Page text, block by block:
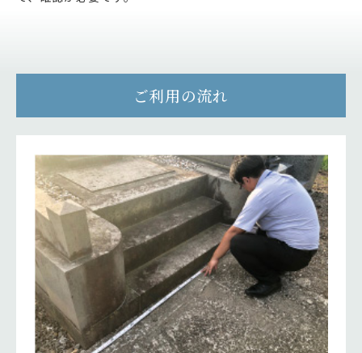
ご利用の流れ